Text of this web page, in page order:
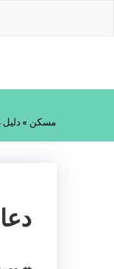
مسكن »دليل